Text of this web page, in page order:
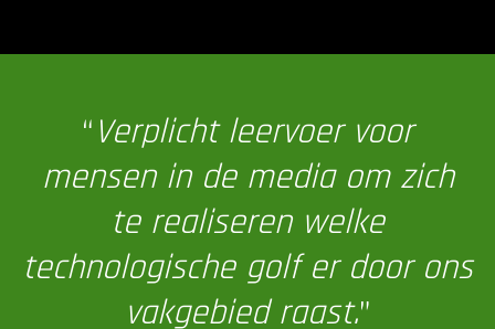
“Verplicht leervoer voor
mensen in de media om zich
te realiseren welke
technologische golf er door ons
vakgebied raast.”